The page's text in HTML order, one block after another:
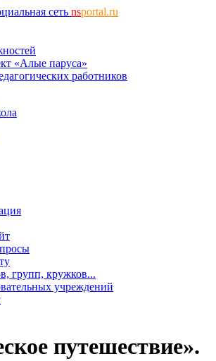
сеть nsportal.ru
«Алые паруса»
работников
групп, кружков...
учреждений
путешествие».